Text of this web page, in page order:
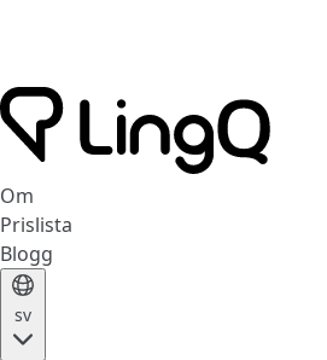
Om
Prislista
Blogg
sv